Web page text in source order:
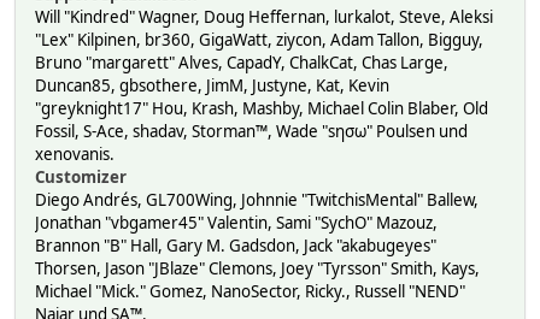
Will "Kindred" Wagner, Doug Heffernan, lurkalot, Steve, Aleksi
"Lex" Kilpinen, br360, GigaWatt, ziycon, Adam Tallon, Bigguy,
Bruno "margarett" Alves, CapadY, ChalkCat, Chas Large,
Duncan85, gbsothere, JimM, Justyne, Kat, Kevin
"greyknight17" Hou, Krash, Mashby, Michael Colin Blaber, Old
Fossil, S-Ace, shadav, Storman™, Wade "sησω" Poulsen und
xenovanis.
Customizer
Diego Andrés, GL700Wing, Johnnie "TwitchisMental" Ballew,
Jonathan "vbgamer45" Valentin, Sami "SychO" Mazouz,
Brannon "B" Hall, Gary M. Gadsdon, Jack "akabugeyes"
Thorsen, Jason "JBlaze" Clemons, Joey "Tyrsson" Smith, Kays,
Michael "Mick." Gomez, NanoSector, Ricky., Russell "NEND"
Najar und SA™.